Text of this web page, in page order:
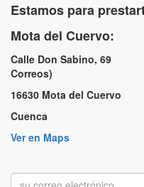
Estamos para
Mota del Cuervo:
Calle Don Sabino, 69
Correos)
16630 Mota del Cuervo
Cuenca
Ver en Maps